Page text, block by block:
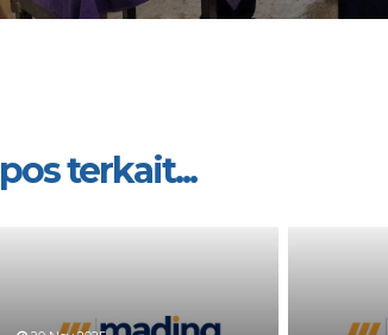
pos terkait...